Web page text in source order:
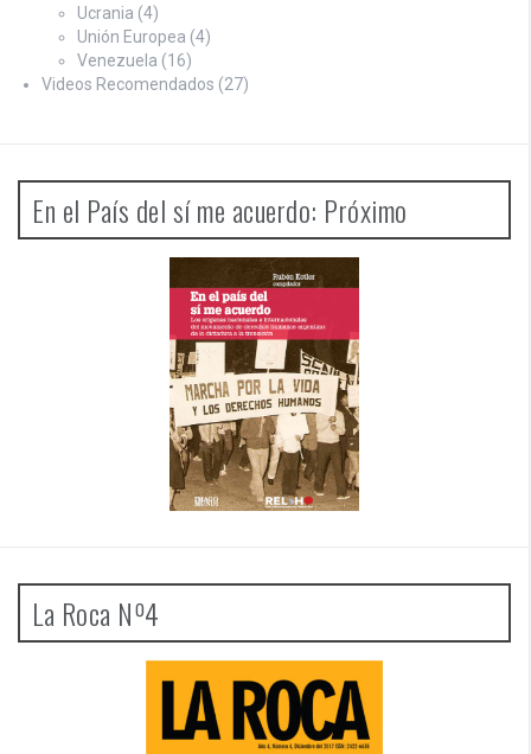
Ucrania (4)
Unión Europea (4)
Venezuela (16)
Videos Recomendados (27)
En el País del sí me acuerdo: Próximo
La Roca Nº4